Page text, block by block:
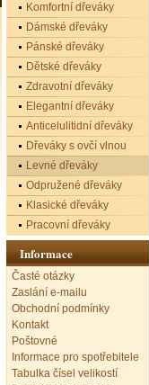
Komfortní dřeváky
Dámské dřeváky
Pánské dřeváky
Dětské dřeváky
Zdravotní dřeváky
Elegantní dřeváky
Anticelulitidní dřeváky
Dřeváky s ovčí vlnou
Levné dřeváky
Odpružené dřeváky
Klasické dřeváky
Pracovní dřeváky
Informace
Časté otázky
Zaslání e-mailu
Obchodní podmínky
Kontakt
Poštovné
Informace pro spotřebitele
Tabulka čísel velikostí